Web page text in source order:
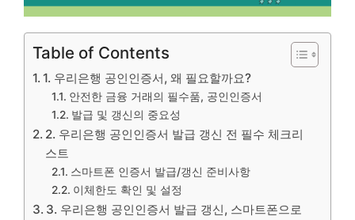
Table of Contents
1. 우리은행 공인인증서, 왜 필요할까요?
안전한 금융 거래의 필수품, 공인인증서
발급 및 갱신의 중요성
2. 우리은행 공인인증서 발급 갱신 전 필수 체크리
스트
스마트폰 인증서 발급/갱신 준비사항
이체한도 확인 및 설정
3. 우리은행 공인인증서 발급 갱신, 스마트폰으로